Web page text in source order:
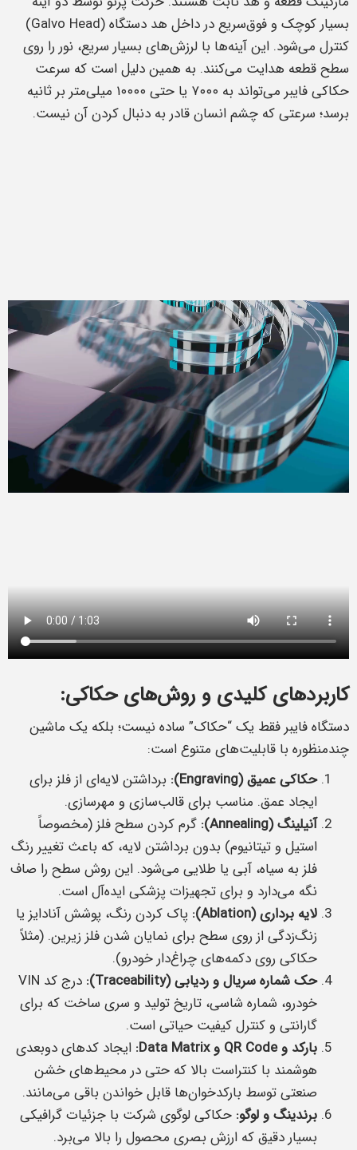
بسیار کوچک و فوق‌سریع در داخل هد دستگاه (Galvo Head)
کنترل می‌شود. این آینه‌ها با لرزش‌های بسیار سریع، نور را روی
سطح قطعه هدایت می‌کنند. به همین دلیل است که سرعت
حکاکی فایبر می‌تواند به ۷۰۰۰ یا حتی ۱۰۰۰۰ میلی‌متر بر ثانیه
برسد؛ سرعتی که چشم انسان قادر به دنبال کردن آن نیست.
کاربردهای کلیدی و روش‌های حکاکی:
دستگاه فایبر فقط یک “حکاک” ساده نیست؛ بلکه یک ماشین
چندمنظوره با قابلیت‌های متنوع است:
حکاکی عمیق (Engraving):
برداشتن لایه‌ای از فلز برای
ایجاد عمق. مناسب برای قالب‌سازی و مهرسازی.
آنیلینگ (Annealing):
گرم کردن سطح فلز (مخصوصاً
استیل و تیتانیوم) بدون برداشتن لایه، که باعث تغییر رنگ
فلز به سیاه، آبی یا طلایی می‌شود. این روش سطح را صاف
نگه می‌دارد و برای تجهیزات پزشکی ایده‌آل است.
لایه برداری (Ablation):
پاک کردن رنگ، پوشش آنادایز یا
زنگ‌زدگی از روی سطح برای نمایان شدن فلز زیرین. (مثلاً
حکاکی روی دکمه‌های چراغ‌دار خودرو).
حک شماره سریال و ردیابی (Traceability):
درج کد VIN
خودرو، شماره شاسی، تاریخ تولید و سری ساخت که برای
گارانتی و کنترل کیفیت حیاتی است.
بارکد و QR Code و Data Matrix:
ایجاد کدهای دو‌بعدی
هوشمند با کنتراست بالا که حتی در محیط‌های خشن
صنعتی توسط بارکدخوان‌ها قابل خواندن باقی می‌مانند.
برندینگ و لوگو: حکاکی لوگوی شرکت با جزئیات گرافیکی
بسیار دقیق که ارزش بصری محصول را بالا می‌برد.